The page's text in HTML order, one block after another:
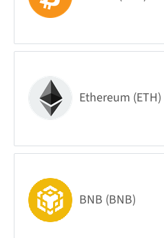
Ethereum (ETH)
BNB (BNB)